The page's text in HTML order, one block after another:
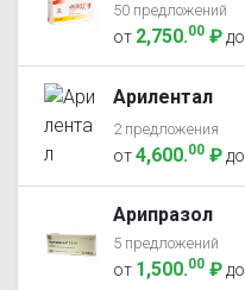
50 предложений
от 2,750.00 ₽ до
Арилентал
2 предложения
от4,600.00 ₽ до
Арипразол
5 предложений
от 1,500.00 ₽ до